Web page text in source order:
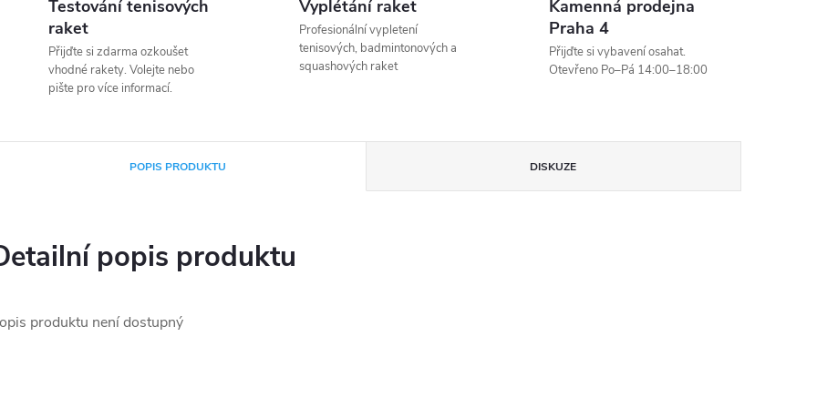
Testování tenisových
raket
Přijďte si zdarma ozkoušet
vhodné rakety. Volejte nebo
pište pro více informací.
Vyplétání raket
Profesionální vypletení
tenisových, badmintonových a
squashových raket
Kamenná prodejna
Praha 4
Přijďte si vybavení osahat.
Otevřeno Po–Pá 14:00–18:00
POPIS PRODUKTU DISKUZE
popis produktu
produktu není dostupný